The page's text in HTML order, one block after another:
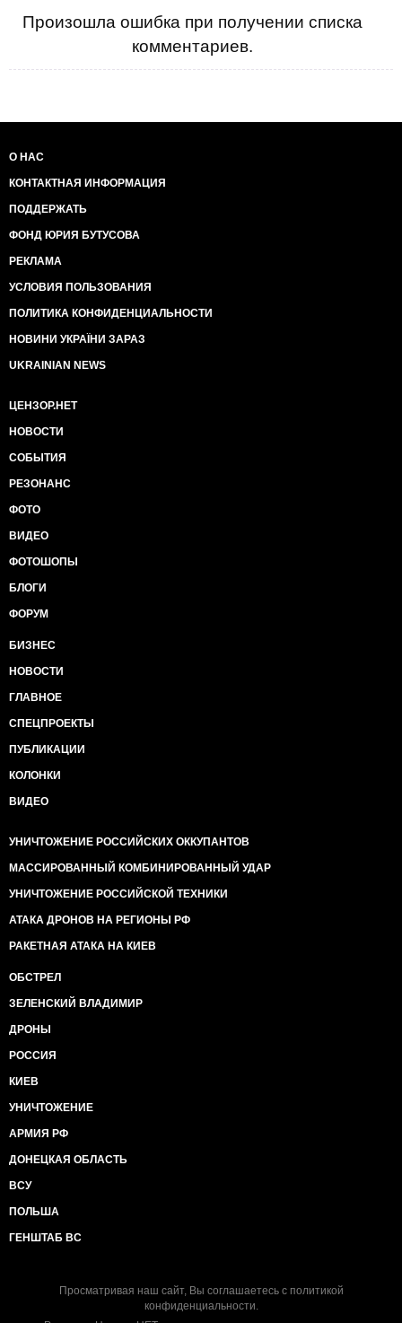
Произошла ошибка при получении списка
комментариев.
О НАС
КОНТАКТНАЯ ИНФОРМАЦИЯ
ПОДДЕРЖАТЬ
ФОНД ЮРИЯ БУТУСОВА
РЕКЛАМА
УСЛОВИЯ ПОЛЬЗОВАНИЯ
ПОЛИТИКА КОНФИДЕНЦИАЛЬНОСТИ
НОВИНИ УКРАЇНИ ЗАРАЗ
UKRAINIAN NEWS
ЦЕНЗОР.НЕТ
НОВОСТИ
СОБЫТИЯ
РЕЗОНАНС
ФОТО
ВИДЕО
ФОТОШОПЫ
БЛОГИ
ФОРУМ
БИЗНЕС
НОВОСТИ
ГЛАВНОЕ
СПЕЦПРОЕКТЫ
ПУБЛИКАЦИИ
КОЛОНКИ
ВИДЕО
УНИЧТОЖЕНИЕ РОССИЙСКИХ ОККУПАНТОВ
МАССИРОВАННЫЙ КОМБИНИРОВАННЫЙ УДАР
УНИЧТОЖЕНИЕ РОССИЙСКОЙ ТЕХНИКИ
АТАКА ДРОНОВ НА РЕГИОНЫ РФ
РАКЕТНАЯ АТАКА НА КИЕВ
ОБСТРЕЛ
ЗЕЛЕНСКИЙ ВЛАДИМИР
ДРОНЫ
РОССИЯ
КИЕВ
УНИЧТОЖЕНИЕ
АРМИЯ РФ
ДОНЕЦКАЯ ОБЛАСТЬ
ВСУ
ПОЛЬША
ГЕНШТАБ ВС
Просматривая наш сайт, Вы соглашаетесь с политикой
конфиденциальности.